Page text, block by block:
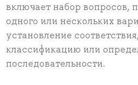
включает набор вопросов,
одного или нескольких
установление
классификацию или
последовательности.